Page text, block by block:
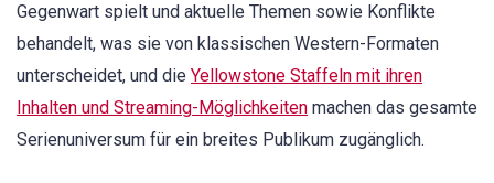
Gegenwart spielt und aktuelle Themen sowie Konflikte
behandelt, was sie von klassischen Western-Formaten
unterscheidet, und die Yellowstone Staffeln mit ihren
Inhalten und Streaming-Möglichkeiten machen das gesamte
Serienuniversum für ein breites Publikum zugänglich.